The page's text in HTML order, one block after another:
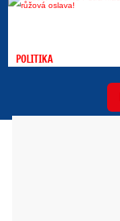
POLITIKA